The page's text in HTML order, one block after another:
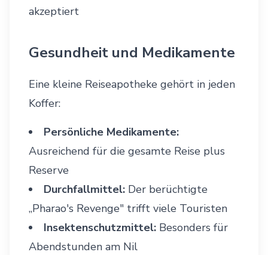
akzeptiert
Gesundheit und Medikamente
Eine kleine Reiseapotheke gehört in jeden
Koffer:
Persönliche Medikamente:
Ausreichend für die gesamte Reise plus
Reserve
Durchfallmittel: Der berüchtigte
„Pharao's Revenge" trifft viele Touristen
Insektenschutzmittel: Besonders für
Abendstunden am Nil